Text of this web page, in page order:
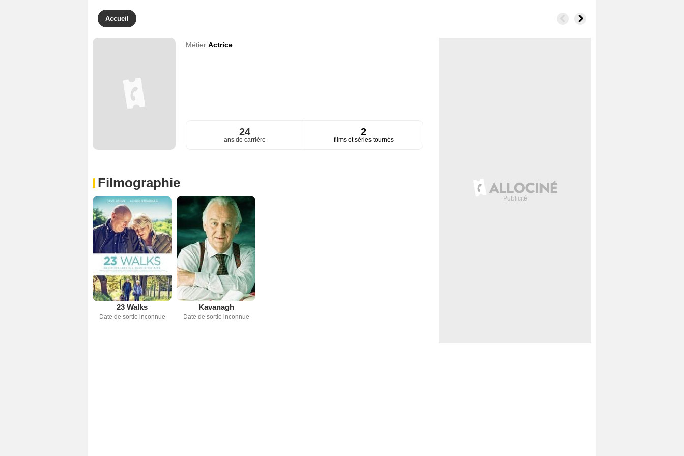
Accueil
Métier Actrice
24
ans de carrière
2
films et séries tournés
Filmographie
23 Walks
Date de sortie inconnue
Kavanagh
Date de sortie inconnue